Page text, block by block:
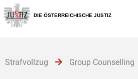
Zur
Hauptnavigation
[1]
Zum
Inhalt
[2]
Zum
Untermenü
[3]
DIE ÖSTERREICHISCHE JUSTIZ
Strafvollzug Group Counselling